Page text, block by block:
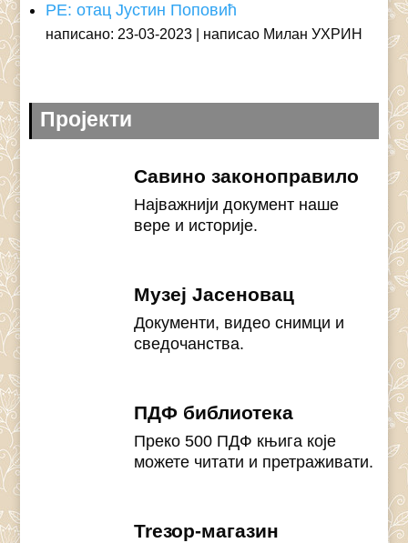
РЕ: отац Јустин Поповић
написано: 23-03-2023 написао Милан УХРИН
Пројекти
Савино законоправило
Најважнији документ наше
вере и историје.
Музеј Јасеновац
Документи, видео снимци и
сведочанства.
ПДФ библиотека
Преко 500 ПДФ књига које
можете читати и претраживати.
Treзор-магазин